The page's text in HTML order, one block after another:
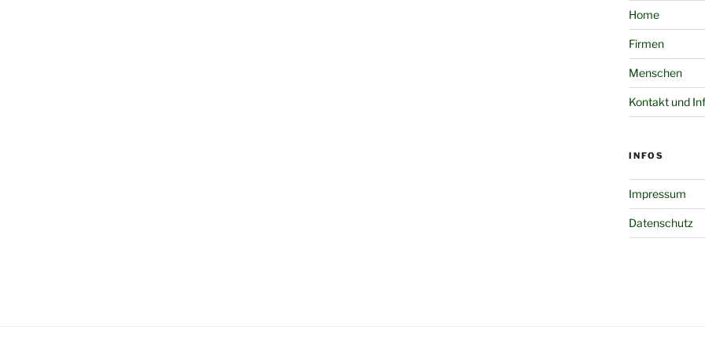
Home
Firmen
Menschen
Kontakt und
INFOS
Impressum
Datenschutz